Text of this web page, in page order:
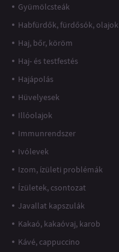
Gyümölcsteák
Habfürdők, fürdősók, olajok
Haj, bőr, köröm
Haj- és testfestés
Hajápolás
Hüvelyesek
Illóolajok
Immunrendszer
Ivólevek
Izom, ízületi problémák
Ízületek, csontozat
Javallat kapszulák
Kakaó, kakaóvaj, karob
Kávé, cappuccino